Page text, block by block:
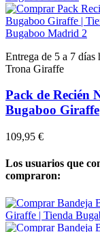
Entrega de 5 a 7 días
Trona Giraffe
Pack de Recién
Bugaboo Giraffe
109,95 €
Los usuarios que
compraron: